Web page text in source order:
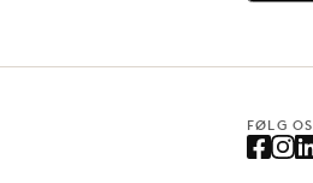
FØLG OS